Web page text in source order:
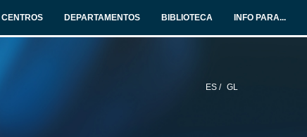
CENTROS DEPARTAMENTOS BIBLIOTECA INFO PARA...
ES / GL
Uxía García Luis